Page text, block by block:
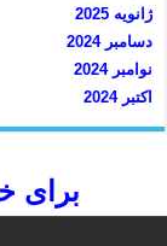
ژانویه 2025
دسامبر 2024
نوامبر 2024
اکتبر 2024
برای